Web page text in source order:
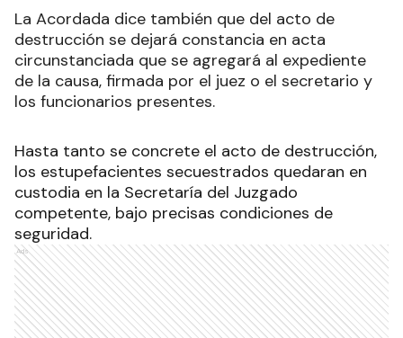
La Acordada dice también que del acto de
destrucción se dejará constancia en acta
circunstanciada que se agregará al expediente
de la causa, firmada por el juez o el secretario y
los funcionarios presentes.
Hasta tanto se concrete el acto de destrucción,
los estupefacientes secuestrados quedaran en
custodia en la Secretaría del Juzgado
competente, bajo precisas condiciones de
seguridad.
Ads